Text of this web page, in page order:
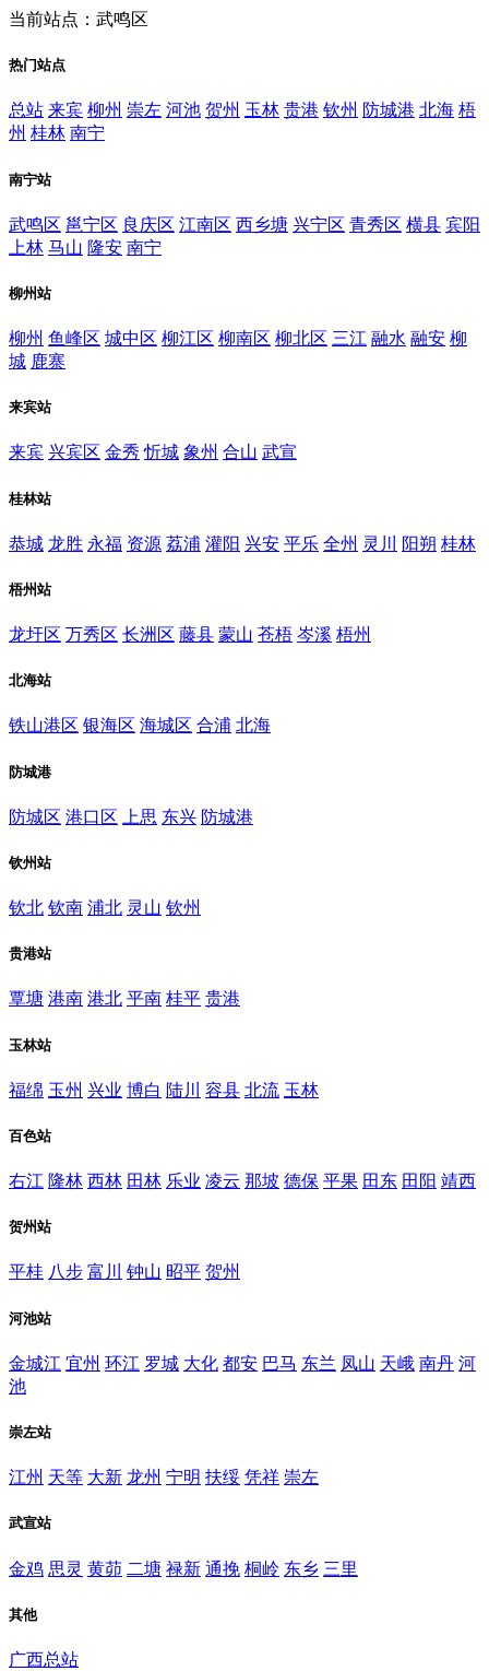
当前站点：武鸣区
热门站点
总站 来宾 柳州 崇左 河池 贺州 玉林 贵港 钦州 防城港 北海 梧
州 桂林 南宁
南宁站
武鸣区 邕宁区 良庆区 江南区 西乡塘 兴宁区 青秀区 横县 宾阳
上林 马山 隆安 南宁
柳州站
柳州 鱼峰区 城中区 柳江区 柳南区 柳北区 三江 融水 融安 柳
城 鹿寨
来宾站
来宾 兴宾区 金秀 忻城 象州 合山 武宣
桂林站
恭城 龙胜 永福 资源 荔浦 灌阳 兴安 平乐 全州 灵川 阳朔 桂林
梧州站
龙圩区 万秀区 长洲区 藤县 蒙山 苍梧 岑溪 梧州
北海站
铁山港区 银海区 海城区 合浦 北海
防城港
防城区 港口区 上思 东兴 防城港
钦州站
钦北 钦南 浦北 灵山 钦州
贵港站
覃塘 港南 港北 平南 桂平 贵港
玉林站
福绵 玉州 兴业 博白 陆川 容县 北流 玉林
百色站
右江 隆林 西林 田林 乐业 凌云 那坡 德保 平果 田东 田阳 靖西
贺州站
平桂 八步 富川 钟山 昭平 贺州
河池站
金城江 宜州 环江 罗城 大化 都安 巴马 东兰 凤山 天峨 南丹 河
池
崇左站
江州 天等 大新 龙州 宁明 扶绥 凭祥 崇左
武宣站
金鸡 思灵 黄茆 二塘 禄新 通挽 桐岭 东乡 三里
其他
广西总站